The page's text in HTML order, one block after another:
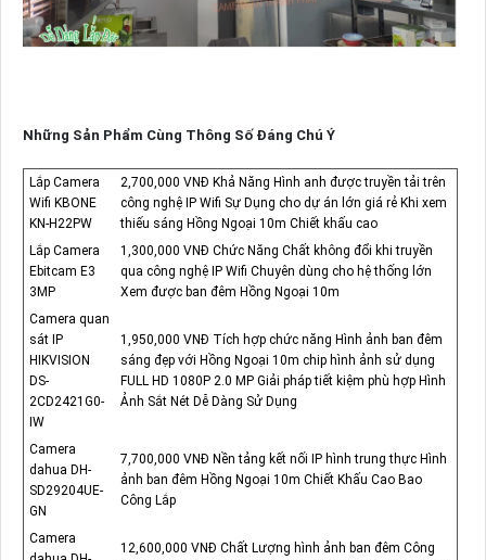
Những Sản Phẩm Cùng Thông Số Đáng Chú Ý
Lắp Camera
Wifi KBONE
KN-H22PW
2,700,000 VNĐ Khả Năng Hình anh được truyền tải trên
công nghệ IP Wifi Sự Dụng cho dự án lớn giá rẻ Khi xem
thiếu sáng Hồng Ngoại 10m Chiết khấu cao
Lắp Camera
Ebitcam E3
3MP
1,300,000 VNĐ Chức Năng Chất không đổi khi truyền
qua công nghệ IP Wifi Chuyên dùng cho hệ thống lớn
Xem được ban đêm Hồng Ngoại 10m
Camera quan
sát IP
HIKVISION
DS-
2CD2421G0-
IW
1,950,000 VNĐ Tích hợp chức năng Hình ảnh ban đêm
sáng đẹp với Hồng Ngoại 10m chip hình ảnh sử dụng
FULL HD 1080P 2.0 MP Giải pháp tiết kiệm phù hợp Hình
Ảnh Sắt Nét Dễ Dàng Sử Dụng
Camera
dahua DH-
SD29204UE-
GN
7,700,000 VNĐ Nền tảng kết nối IP hình trung thực Hình
ảnh ban đêm Hồng Ngoại 10m Chiết Khấu Cao Bao
Công Lắp
Camera
12,600,000 VNĐ Chất Lượng hình ảnh ban đêm Công